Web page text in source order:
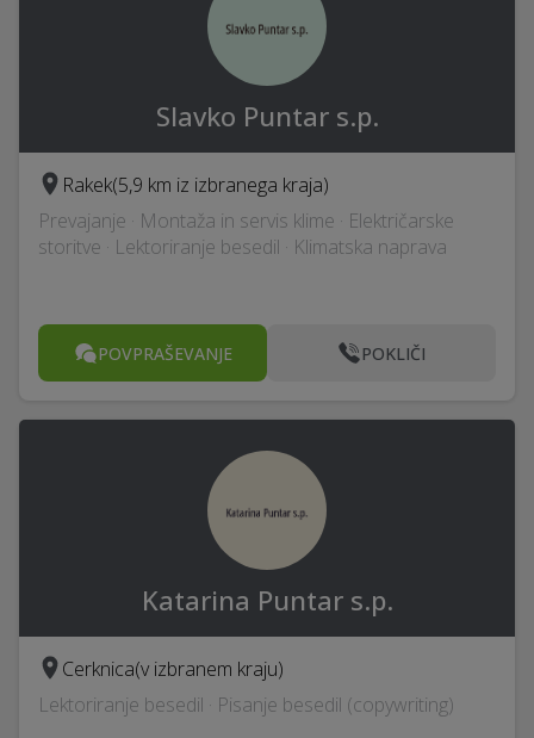
Slavko Puntar s.p.
Rakek(5,9 km iz izbranega kraja)
Prevajanje · Montaža in servis klime · Električarske
storitve · Lektoriranje besedil · Klimatska naprava
POVPRAŠEVANJE POKLIČI
Katarina Puntar s.p.
Cerknica(v izbranem kraju)
Lektoriranje besedil · Pisanje besedil (copywriting)